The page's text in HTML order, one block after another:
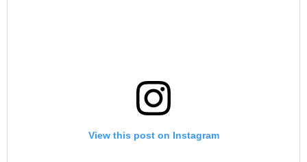
View this post on Instagram